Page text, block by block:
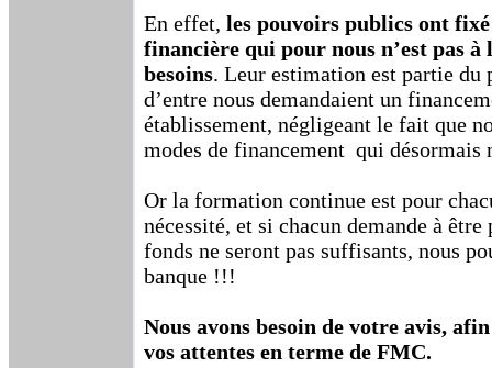
En effet, les pouvoirs publics ont
financière qui pour nous n’est pas à
besoins. Leur estimation est partie du
d’entre nous demandaient un
établissement, négligeant le fait que
modes de financement qui désormais
Or la formation continue est pour
nécessité, et si chacun demande à être
fonds ne seront pas suffisants, nous
banque !!!
Nous avons besoin de votre avis,
vos attentes en terme de FMC.